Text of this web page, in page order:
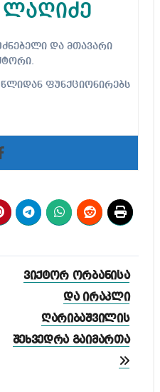
ფუნქციონირებს
ვიქტორ ორბანისა
და ირაკლი
ღარიბაშვილის
შეხვედრა გაიმართა